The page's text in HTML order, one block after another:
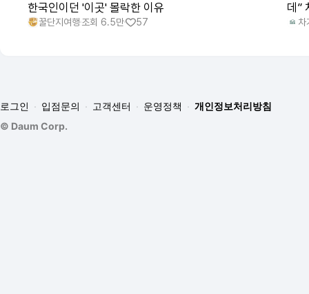
한국인이던 '이곳' 몰락한 이유
꿀단지여행 조회 6.5만 57
데”
차
로그인 입점문의 고객센터 운영정책
개인정보처리방침
© Daum Corp.